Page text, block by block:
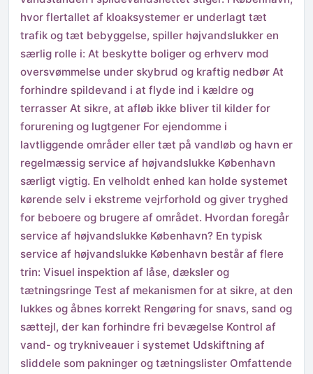
hvor flertallet af kloaksystemer er underlagt tæt
trafik og tæt bebyggelse, spiller højvandslukker en
særlig rolle i: At beskytte boliger og erhverv mod
oversvømmelse under skybrud og kraftig nedbør At
forhindre spildevand i at flyde ind i kældre og
terrasser At sikre, at afløb ikke bliver til kilder for
forurening og lugtgener For ejendomme i
lavtliggende områder eller tæt på vandløb og havn er
regelmæssig service af højvandslukke København
særligt vigtig. En velholdt enhed kan holde systemet
kørende selv i ekstreme vejrforhold og giver tryghed
for beboere og brugere af området. Hvordan foregår
service af højvandslukke København? En typisk
service af højvandslukke København består af flere
trin: Visuel inspektion af låse, dæksler og
tætningsringe Test af mekanismen for at sikre, at den
lukkes og åbnes korrekt Rengøring for snavs, sand og
sættejl, der kan forhindre fri bevægelse Kontrol af
vand- og trykniveauer i systemet Udskiftning af
sliddele som pakninger og tætningslister Omfattende